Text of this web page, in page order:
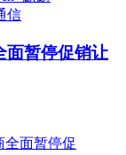
面暂停促销让